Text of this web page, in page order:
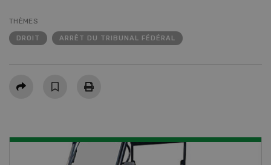
THÈMES
DROIT ARRÊT DU TRIBUNAL FÉDÉRAL
Partager